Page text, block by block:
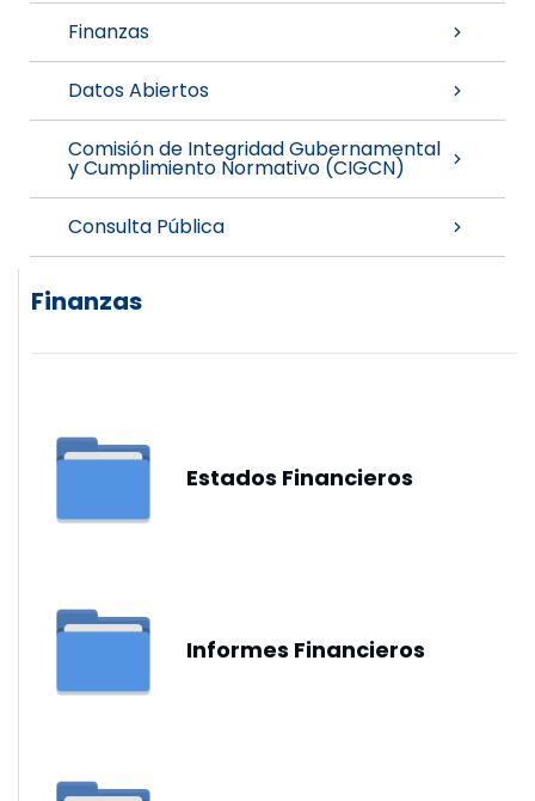
Finanzas
Datos Abiertos
Comisión de Integridad Gubernamental
y Cumplimiento Normativo (CIGCN)
Consulta Pública
Finanzas
Estados Financieros
Informes Financieros